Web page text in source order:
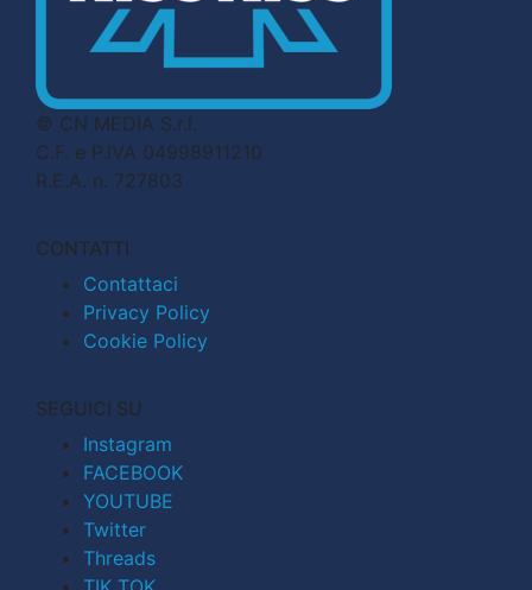
© CN MEDIA S.r.l.
C.F. e P.IVA 04998911210
R.E.A. n. 727803
CONTATTI
Contattaci
Privacy Policy
Cookie Policy
SEGUICI SU
Instagram
FACEBOOK
YOUTUBE
Twitter
Threads